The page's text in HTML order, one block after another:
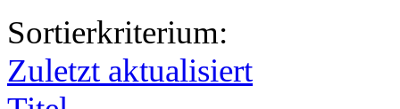
Sortierkriterium:
Zuletzt aktualisiert